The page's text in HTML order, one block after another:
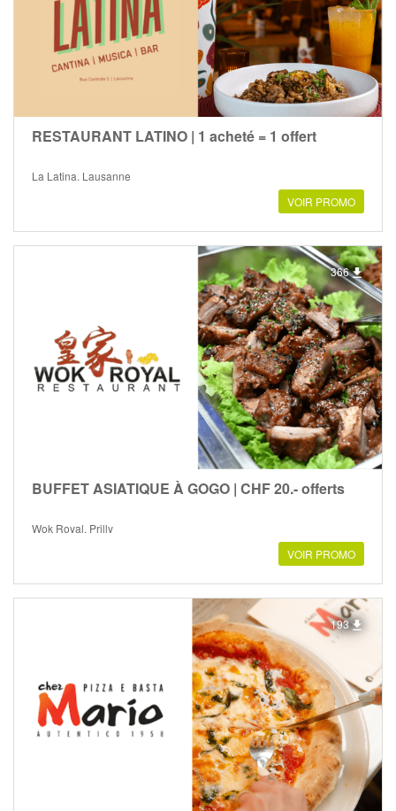
RESTAURANT LATINO | 1 acheté = 1 offert
La Latina, Lausanne
VOIR PROMO
366
BUFFET ASIATIQUE À GOGO | CHF 20.- offerts
Wok Royal, Prilly
VOIR PROMO
193